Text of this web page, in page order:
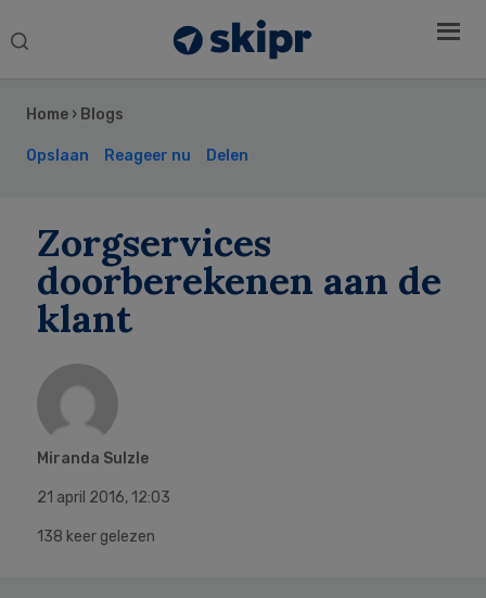
Search
Home › Blogs
Opslaan Reageer nu Delen
Zorgservices
doorberekenen aan de
klant
Miranda Sulzle
21 april 2016, 12:03
138 keer gelezen
Sidebar